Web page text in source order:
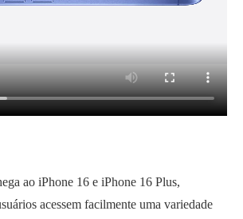
ao iPhone 16 e iPhone 16 Plus,
acessem facilmente uma variedade